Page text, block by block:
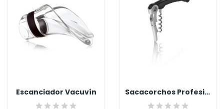
Escanciador Vacuvín Sacacorchos Profesional